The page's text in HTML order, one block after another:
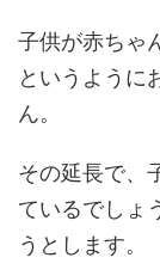
子供が赤ちゃ
というように
ん。
その延長で、
ているでしょ
うとします。